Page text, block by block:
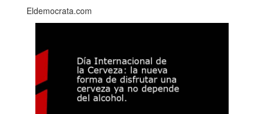
Eldemocrata.com